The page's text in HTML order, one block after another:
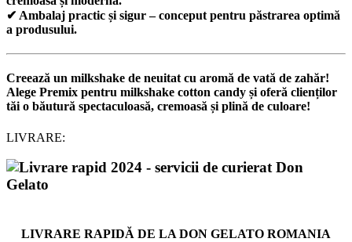
✔ Ambalaj practic și sigur– conceput pentru păstrarea optimă
a produsului.
Creează un milkshake de neuitat cu aromă de vată de zahăr!
Alege Premix pentru milkshake cotton candy și oferă clienților
tăi o băutură spectaculoasă, cremoasă și plină de culoare!
LIVRARE:
LIVRARE RAPIDĂ DE LA DON GELATO ROMANIA